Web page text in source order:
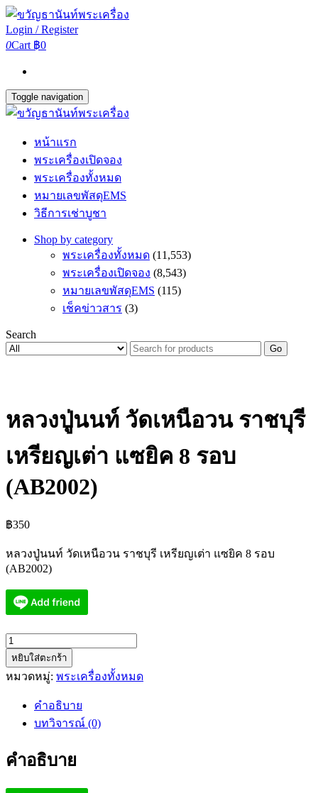
Login / Register
0Cart ฿0
Toggle navigation
หน้าแรก
พระเครื่องเปิดจอง
พระเครื่องทั้งหมด
หมายเลขพัสดุEMS
วิธีการเช่าบูชา
Shop by category
พระเครื่องทั้งหมด (11,553)
พระเครื่องเปิดจอง (8,543)
หมายเลขพัสดุEMS (115)
เช็คข่าวสาร (3)
Search
Go
หลวงปู่นนท์ วัดเหนือวน ราชบุรี
เหรียญเต่า แซยิค 8 รอบ
(AB2002)
฿350
หลวงปู่นนท์ วัดเหนือวน ราชบุรี เหรียญเต่า แซยิค 8 รอบ
(AB2002)
จำนวน
หลวง
ปู่
ราชบุรี
หยิบใส่ตะกร้า
หมวดหมู่: พระเครื่องทั้งหมด
คำอธิบาย
บทวิจารณ์ (0)
คำอธิบาย